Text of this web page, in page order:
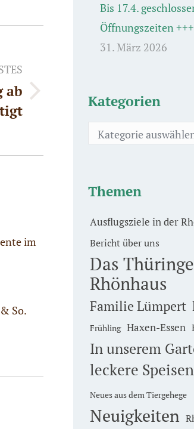
ab
im
So.
Bis 17.4.
Öffnungszeiten +++
31. März 2026
Kategorien
Kategorien
Themen
Ausflugsziele in der
Bericht über uns
Das
Rhönhaus
Familie Lümpert
Frühling Haxen-Essen
In unserem
leckere Speisen
Neues aus dem Tiergehege
Neuigkeiten